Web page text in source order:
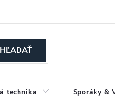
HĽADAŤ
technika Sporáky &